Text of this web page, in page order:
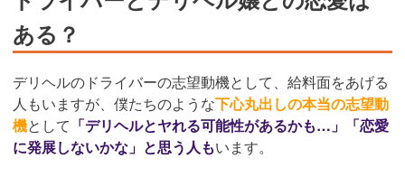
ある？
デリヘルのドライバーの志望動機として、給料面をあげる
人もいますが、僕たちのような下心丸出しの本当の志望動
機として 「デリヘルとヤれる可能性があるかも…」「恋愛
に発展しないかな」と思う人もいます。